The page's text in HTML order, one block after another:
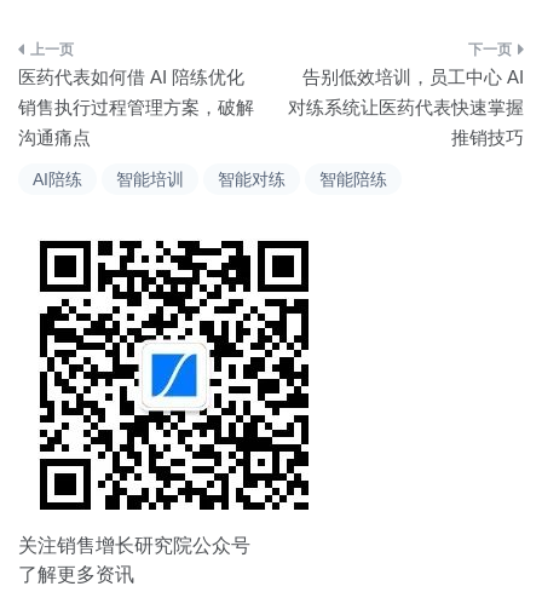
AI陪练 智能培训 智能对练 智能陪练
文
章
导
医药代表如何借 AI 陪练优化
销售执行过程管理方案，破解
沟通痛点
告别低效培训，员工中心 AI
对练系统让医药代表快速掌握
推销技巧
关注销售增长研究院公众号
了解更多资讯